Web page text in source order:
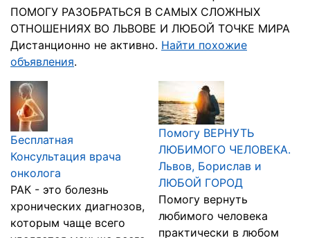
ПОМОГУ РАЗОБРАТЬСЯ В САМЫХ СЛОЖНЫХ
ОТНОШЕНИЯХ ВО ЛЬВОВЕ И ЛЮБОЙ ТОЧКЕ МИРА
Дистанционно не активно. Найти похожие
объявления.
Бесплатная
Консультация врача
онколога
РАК - это болезнь
хронических диагнозов,
которым чаще всего
Помогу ВЕРНУТЬ
ЛЮБИМОГО ЧЕЛОВЕКА.
Львов, Борислав и
ЛЮБОЙ ГОРОД
Помогу вернуть
любимого человека
практически в любом